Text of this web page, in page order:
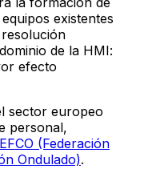
existentes
de la HMI:
efecto
sector europeo
personal,
(Federación
Ondulado).